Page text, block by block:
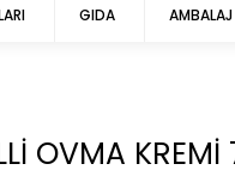
GIDA AMBALAJ
OVMA KREMİ